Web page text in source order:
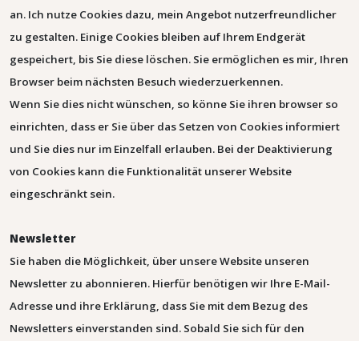
an. Ich nutze Cookies dazu, mein Angebot nutzerfreundlicher
zu gestalten. Einige Cookies bleiben auf Ihrem Endgerät
gespeichert, bis Sie diese löschen. Sie ermöglichen es mir, Ihren
Browser beim nächsten Besuch wiederzuerkennen.
Wenn Sie dies nicht wünschen, so könne Sie ihren browser so
einrichten, dass er Sie über das Setzen von Cookies informiert
und Sie dies nur im Einzelfall erlauben. Bei der Deaktivierung
von Cookies kann die Funktionalität unserer Website
eingeschränkt sein.
Newsletter
Sie haben die Möglichkeit, über unsere Website unseren
Newsletter zu abonnieren. Hierfür benötigen wir Ihre E-Mail-
Adresse und ihre Erklärung, dass Sie mit dem Bezug des
Newsletters einverstanden sind. Sobald Sie sich für den